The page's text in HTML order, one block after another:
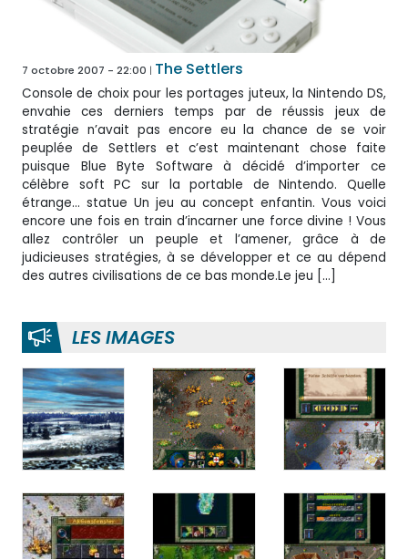
7 octobre 2007 - 22:00 The Settlers
Console de choix pour les portages juteux, la Nintendo DS,
envahie ces derniers temps par de réussis jeux de
stratégie n’avait pas encore eu la chance de se voir
peuplée de Settlers et c’est maintenant chose faite
puisque Blue Byte Software à décidé d’importer ce
célèbre soft PC sur la portable de Nintendo. Quelle
étrange… statue Un jeu au concept enfantin. Vous voici
encore une fois en train d’incarner une force divine ! Vous
allez contrôler un peuple et l’amener, grâce à de
judicieuses stratégies, à se développer et ce au dépend
des autres civilisations de ce bas monde.Le jeu […]
LES IMAGES